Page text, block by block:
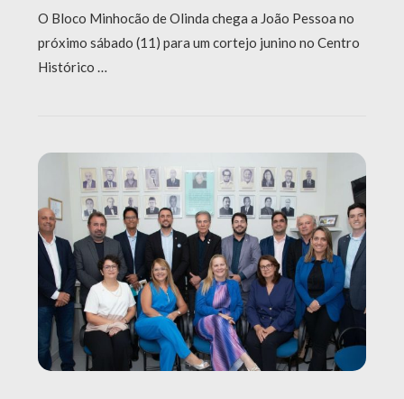
O Bloco Minhocão de Olinda chega a João Pessoa no
próximo sábado (11) para um cortejo junino no Centro
Histórico …